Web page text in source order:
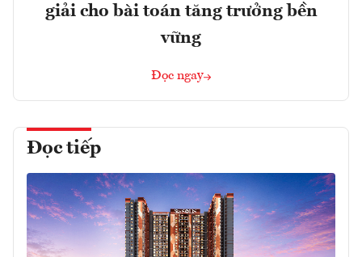
giải cho bài toán tăng trưởng bền
vững
Đọc ngay
Đọc tiếp